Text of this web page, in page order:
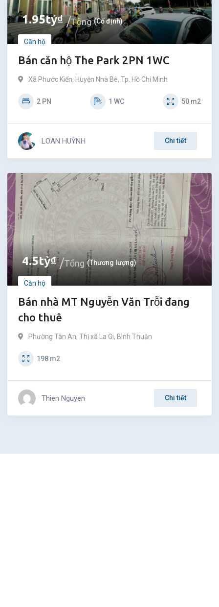
1.95tỷ₫ Tổng (Cố định)
Căn hộ
Bán căn hộ The Park 2PN 1WC
Xã Phước Kiển, Huyện Nhà Bè, Tp. Hồ Chí Minh
2 PN 1 WC 50 m2
LOAN HUỲNH Chi tiết
4.5tỷ₫ Tổng (Thương lượng)
Căn hộ
Bán nhà MT Nguyễn Văn Trỗi đang
cho thuê
Phường Tân An, Thị xã La Gi, Bình Thuận
198 m2
Thien Nguyen Chi tiết